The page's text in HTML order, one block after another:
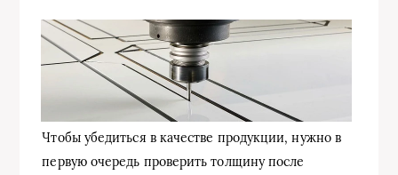
Чтобы убедиться в качестве продукции, нужно в
первую очередь проверить толщину после